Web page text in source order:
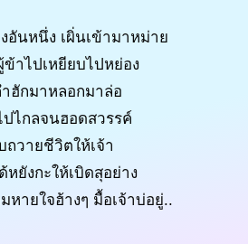
อันหนึ่ง เผิ่นเข้ามาหม่าย
ข้าไปเหยียบไปหย่อง
ำฮักมาหลอกมาล่อ
ปไกลจนฮอดสวรรค์
ถวายชีวิตให้เจ้า
หยังกะให้เบิดสุอย่าง
หายใจฮ้างๆ มื้อเจ้าบ่อยู่..